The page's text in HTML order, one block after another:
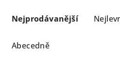
Nejprodávanější
Abecedně